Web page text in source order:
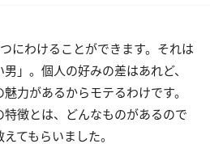
にわけることができます。それは
」。個人の好みの差はあれど、
力があるからモテるわけです。
徴とは、どんなものがあるので
てもらいました。